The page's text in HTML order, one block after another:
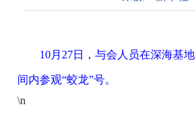
10月27日，与会人员在深海基
间内参观“蛟龙”号。
\n